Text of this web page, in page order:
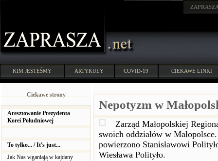
KIM JESTEŚMY ARTYKUŁY COVID-19 CIEKAWE LINKI
Ciekawe strony
Aresztowanie Prezydenta
Korei Południowej
To tylko... / It's just...
Jak Nas wganiają w kajdany
Nepotyzm w
Zarząd Małopolskiej
swoich oddziałów w
powierzono Stanisławowi
Wiesława Polityło.